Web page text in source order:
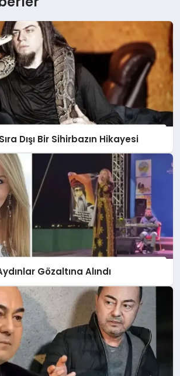
Dışı Bir Sihirbazın Hikayesi
Gözaltına Alındı